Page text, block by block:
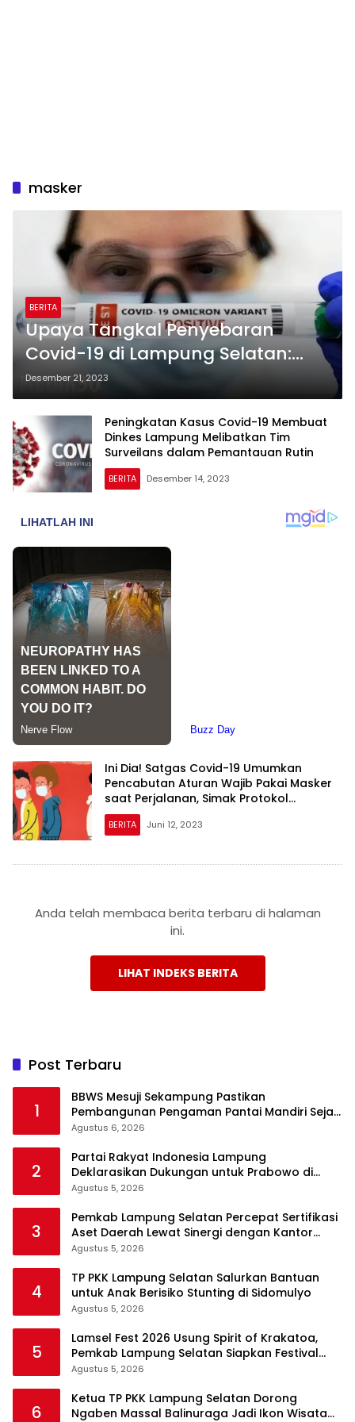
masker
BERITA
Upaya Tangkal Penyebaran
Covid-19 di Lampung Selatan:
Satu Kasus Positif Terkonfirmasi di
Way Hui Jati Agung
Desember 21, 2023
Peningkatan Kasus Covid-19 Membuat
Dinkes Lampung Melibatkan Tim
Surveilans dalam Pemantauan Rutin
BERITA Desember 14, 2023
Ini Dia! Satgas Covid-19 Umumkan
Pencabutan Aturan Wajib Pakai Masker
saat Perjalanan, Simak Protokol
Perjalanan Terbaru
BERITA Juni 12, 2023
Anda telah membaca berita terbaru di halaman
ini.
LIHAT INDEKS BERITA
Post Terbaru
1
BBWS Mesuji Sekampung Pastikan
Pembangunan Pengaman Pantai Mandiri Sejati
Krui Penuhi Spesifikasi Teknis
Agustus 6, 2026
2
Partai Rakyat Indonesia Lampung
Deklarasikan Dukungan untuk Prabowo di
Pilpres 2029
Agustus 5, 2026
3
Pemkab Lampung Selatan Percepat Sertifikasi
Aset Daerah Lewat Sinergi dengan Kantor
Pertanahan
Agustus 5, 2026
4
TP PKK Lampung Selatan Salurkan Bantuan
untuk Anak Berisiko Stunting di Sidomulyo
Agustus 5, 2026
5
Lamsel Fest 2026 Usung Spirit of Krakatoa,
Pemkab Lampung Selatan Siapkan Festival
Lebih Spektakuler
Agustus 5, 2026
6
Ketua TP PKK Lampung Selatan Dorong
Ngaben Massal Balinuraga Jadi Ikon Wisata